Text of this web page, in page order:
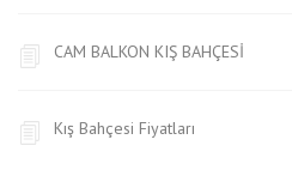
CAM BALKON KIŞ BAHÇESİ
Kış Bahçesi Fiyatları